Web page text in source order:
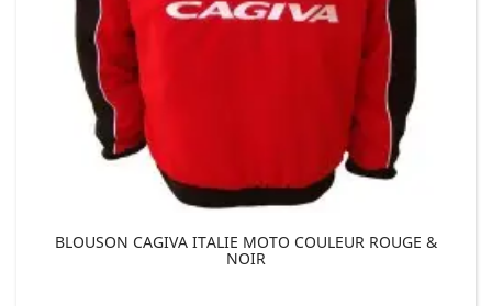
BLOUSON CAGIVA ITALIE MOTO COULEUR ROUGE &
NOIR